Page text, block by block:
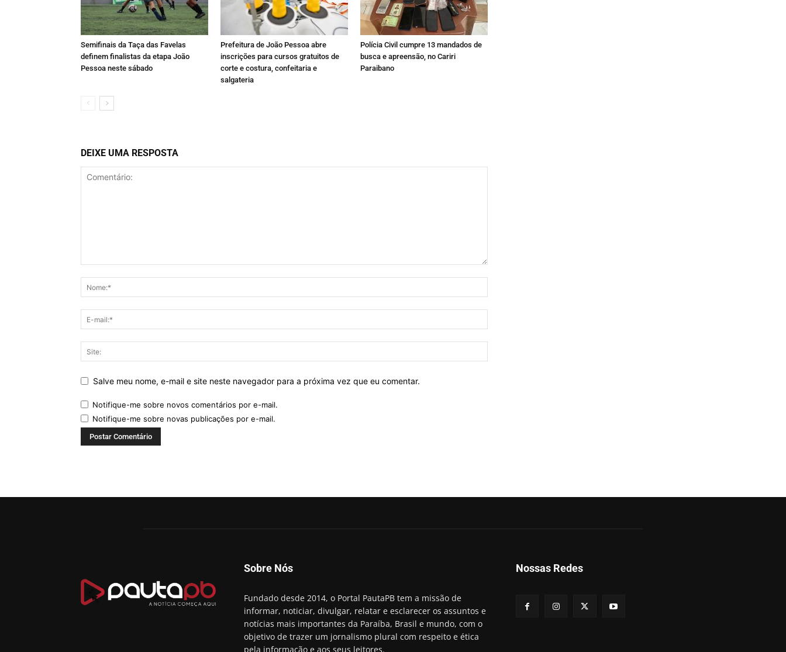
Semifinais da Taça das Favelas
definem finalistas da etapa João
Pessoa neste sábado
Prefeitura de João Pessoa abre
inscrições para cursos gratuitos de
corte e costura, confeitaria e
salgateria
Polícia Civil cumpre 13 mandados de
busca e apreensão, no Cariri
Paraibano
DEIXE UMA RESPOSTA
Salve meu nome, e-mail e site neste navegador para a próxima vez que eu comentar.
Notifique-me sobre novos comentários por e-mail.
Notifique-me sobre novas publicações por e-mail.
Sobre Nós
Fundado desde 2014, o Portal PautaPB tem a missão de
informar, noticiar, divulgar, relatar e esclarecer os assuntos e
notícias mais importantes da Paraíba, Brasil e mundo, com o
objetivo de trazer um jornalismo plural com respeito e ética
pela informação e aos seus leitores.
Nossas Redes